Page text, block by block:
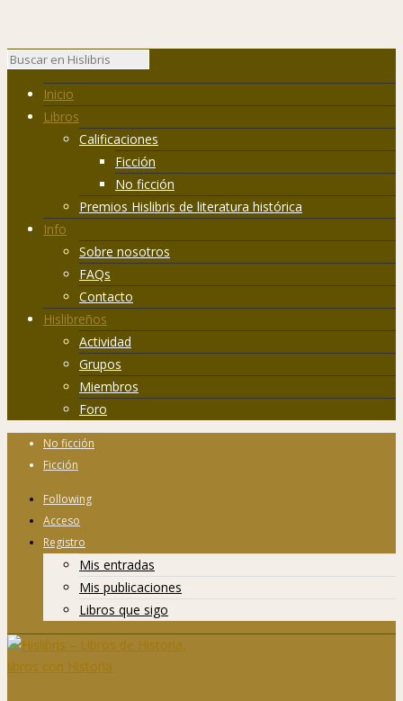
Inicio
Libros
Calificaciones
Ficción
No ficción
Premios Hislibris de literatura histórica
Info
Sobre nosotros
FAQs
Contacto
Hislibreños
Actividad
Grupos
Miembros
Foro
No ficción
Ficción
Following
Acceso
Registro
Mis entradas
Mis publicaciones
Libros que sigo